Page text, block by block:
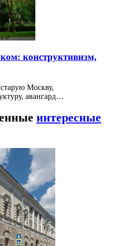
конструктивизм,
Москву,
авангард…
интересные